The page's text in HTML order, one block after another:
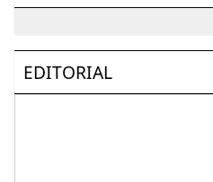
EDITORIAL